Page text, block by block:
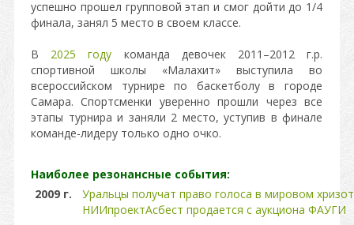
успешно прошел групповой этап и смог дойти до 1/4
финала, занял 5 место в своем классе.
В 2025 году команда девочек 2011–2012 г.р.
спортивной школы «Малахит» выступила во
всероссийском турнире по баскетболу в городе
Самара. Спортсменки уверенно прошли через все
этапы турнира и заняли 2 место, уступив в финале
команде-лидеру только одно очко.
Наиболее резонансные события:
2009 г.
Уральцы получат право голоса в мировом
НИИпроектАсбест продается с аукциона ФАУГИ